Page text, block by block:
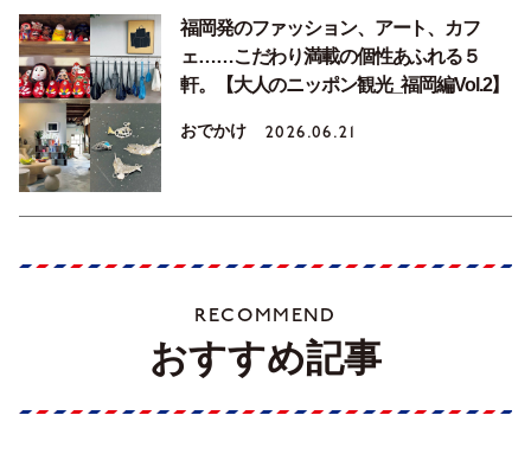
福岡発のファッション、アート、カフ
ェ……こだわり満載の個性あふれる５
軒。【大人のニッポン観光_福岡編Vol.2】
おでかけ 2026.06.21
RECOMMEND
おすすめ記事